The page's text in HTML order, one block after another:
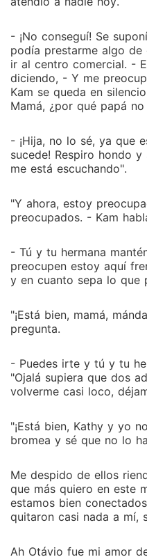
- ¡No conseguí! Se
podía prestarme algo
ir al centro comercial. -
diciendo, - Y me
Kam se queda en
Mamá, ¿por qué papá
- ¡Hija, no lo sé, ya que
sucede! Respiro hondo
me está escuchando".
"Y ahora, estoy
preocupados. - Kam
- Tú y tu hermana
preocupen estoy aquí
y en cuanto sepa lo que
"¡Está bien, mamá,
pregunta.
- Puedes irte y tú y tu
"Ojalá supiera que dos
volverme casi loco,
"¡Está bien, Kathy y yo
bromea y sé que no lo
Me despido de ellos
que más quiero en este
estamos bien
quitaron casi nada a mí,
Ah Otávio fue mi amor